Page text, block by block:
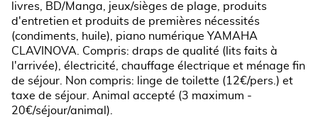
livres, BD/Manga, jeux/sièges de plage, produits
d'entretien et produits de premières nécessités
(condiments, huile), piano numérique YAMAHA
CLAVINOVA. Compris: draps de qualité (lits faits à
l'arrivée), électricité, chauffage électrique et ménage fin
de séjour. Non compris: linge de toilette (12€/pers.) et
taxe de séjour. Animal accepté (3 maximum -
20€/séjour/animal).